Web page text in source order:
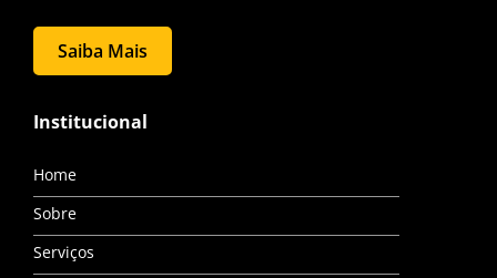
Saiba Mais
Institucional
Home
Sobre
Serviços